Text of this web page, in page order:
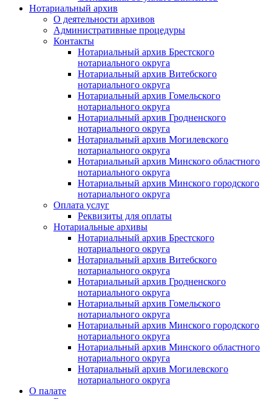
Нотариальный архив
О деятельности архивов
Административные процедуры
Контакты
Нотариальный архив Брестского
нотариального округа
Нотариальный архив Витебского
нотариального округа
Нотариальный архив Гомельского
нотариального округа
Нотариальный архив Гродненского
нотариального округа
Нотариальный архив Могилевского
нотариального округа
Нотариальный архив Минского областного
нотариального округа
Нотариальный архив Минского городского
нотариального округа
Оплата услуг
Реквизиты для оплаты
Нотариальные архивы
Нотариальный архив Брестского
нотариального округа
Нотариальный архив Витебского
нотариального округа
Нотариальный архив Гродненского
нотариального округа
Нотариальный архив Гомельского
нотариального округа
Нотариальный архив Минского городского
нотариального округа
Нотариальный архив Минского областного
нотариального округа
Нотариальный архив Могилевского
нотариального округа
О палате